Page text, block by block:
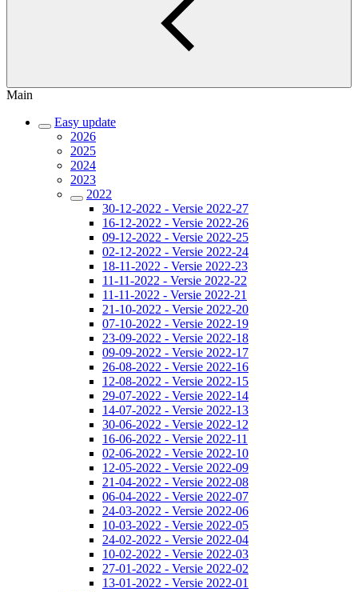
Main
Easy update
2026
2025
2024
2023
2022
30-12-2022 - Versie 2022-27
16-12-2022 - Versie 2022-26
09-12-2022 - Versie 2022-25
02-12-2022 - Versie 2022-24
18-11-2022 - Versie 2022-23
11-11-2022 - Versie 2022-22
11-11-2022 - Versie 2022-21
21-10-2022 - Versie 2022-20
07-10-2022 - Versie 2022-19
23-09-2022 - Versie 2022-18
09-09-2022 - Versie 2022-17
26-08-2022 - Versie 2022-16
12-08-2022 - Versie 2022-15
29-07-2022 - Versie 2022-14
14-07-2022 - Versie 2022-13
30-06-2022 - Versie 2022-12
16-06-2022 - Versie 2022-11
02-06-2022 - Versie 2022-10
12-05-2022 - Versie 2022-09
21-04-2022 - Versie 2022-08
06-04-2022 - Versie 2022-07
24-03-2022 - Versie 2022-06
10-03-2022 - Versie 2022-05
24-02-2022 - Versie 2022-04
10-02-2022 - Versie 2022-03
27-01-2022 - Versie 2022-02
13-01-2022 - Versie 2022-01